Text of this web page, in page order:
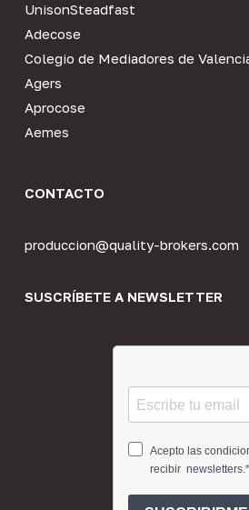
UnisonSteadfast
Adecose
Colegio de Mediadores de
Agers
Aprocose
Aemes
CONTACTO
produccion@quality-brokers.com
SUSCRÍBETE A NEWSLETTER